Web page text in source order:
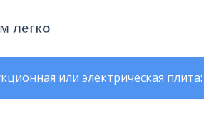
или электрическая